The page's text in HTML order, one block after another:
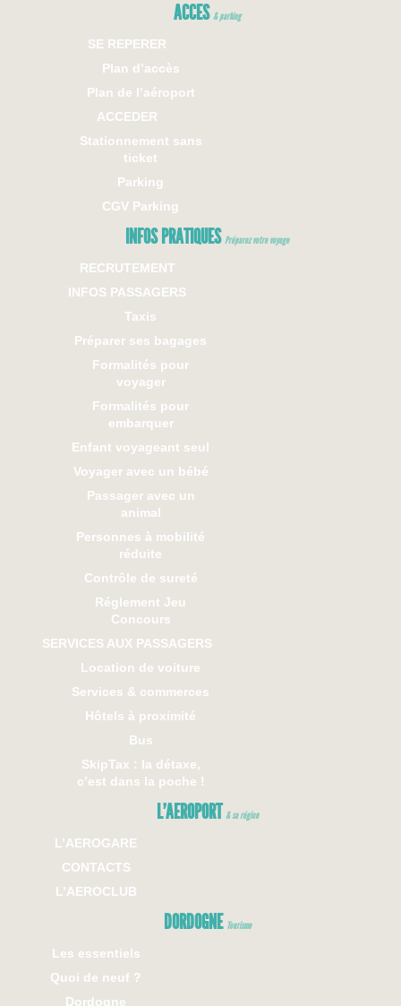
ACCES & parking
SE REPERER
Plan d’accès
Plan de l’aéroport
ACCEDER
Stationnement sans
ticket
Parking
CGV Parking
INFOS PRATIQUES Préparez votre voyage
RECRUTEMENT
INFOS PASSAGERS
Taxis
Préparer ses bagages
Formalités pour
voyager
Formalités pour
embarquer
Enfant voyageant seul
Voyager avec un bébé
Passager avec un
animal
Personnes à mobilité
réduite
Contrôle de sureté
Réglement Jeu
Concours
SERVICES AUX PASSAGERS
Location de voiture
Services & commerces
Hôtels à proximité
Bus
SkipTax : la détaxe,
c’est dans la poche !
L’AEROPORT& sa région
L’AEROGARE
CONTACTS
L’AEROCLUB
DORDOGNE Tourisme
Les essentiels
Quoi de neuf ?
Dordogne